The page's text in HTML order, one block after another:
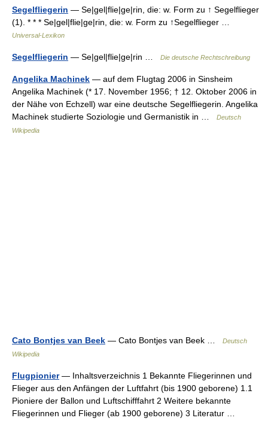
Segelfliegerin — Se|gel|flie|ge|rin, die: w. Form zu ↑ Segelflieger
(1). * * * Se|gel|flie|ge|rin, die: w. Form zu ↑Segelflieger …
Universal-Lexikon
Segelfliegerin — Se|gel|flie|ge|rin … Die deutsche Rechtschreibung
Angelika Machinek — auf dem Flugtag 2006 in Sinsheim
Angelika Machinek (* 17. November 1956; † 12. Oktober 2006 in
der Nähe von Echzell) war eine deutsche Segelfliegerin. Angelika
Machinek studierte Soziologie und Germanistik in …
Deutsch
Wikipedia
Cato Bontjes van Beek — Cato Bontjes van Beek …
Deutsch
Wikipedia
Flugpionier— Inhaltsverzeichnis 1 Bekannte Fliegerinnen und
Flieger aus den Anfängen der Luftfahrt (bis 1900 geborene) 1.1
Pioniere der Ballon und Luftschifffahrt 2 Weitere bekannte
Fliegerinnen und Flieger (ab 1900 geborene) 3 Literatur …